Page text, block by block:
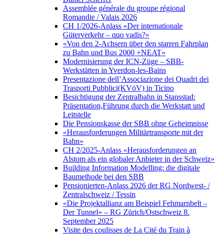
Assemblée générale du groupe régional
Romandie / Valais 2026
CH 1/2026-Anlass «Der internationale
Güterverkehr – quo vadis?»
«Von den 2-Achsern über den starren Fahrplan
zu Bahn und Bus 2000 +NEAT»
Modernisierung der ICN-Züge – SBB-
Werkstätten in Yverdon-les-Bains
Presentazione dell’Associazione dei Quadri dei
Trasporti Pubblici(KVöV) in Ticino
Besichtigung der Zentralbahn in Stansstad:
Präsentation,Führung durch die Werkstatt und
Leitstelle
Die Pensionskasse der SBB ohne Geheimnisse
«Herausforderungen Militärtransporte mit der
Bahn»
CH 2/2025-Anlass «Herausforderungen an
Alstom als ein globaler Anbieter in der Schweiz»
Building Information Modelling: die digitale
Baumethode bei den SBB
Pensionierten-Anlass 2026 der RG Nordwest- /
Zentralschweiz / Tessin
«Die Projektallianz am Beispiel Fehmarnbelt –
Der Tunnel» – RG Zürich/Ostschweiz 8.
September 2025
Visite des coulisses de La Cité du Train à